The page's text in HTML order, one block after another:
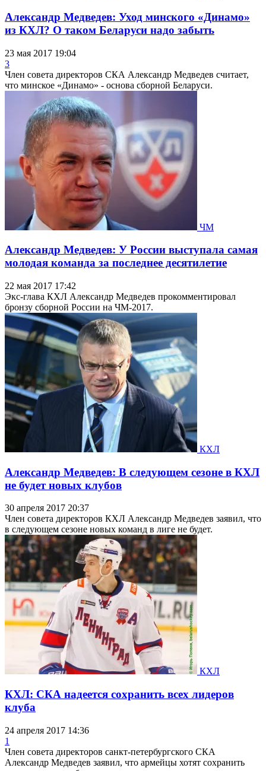
Александр Медведев: Уход минского «Динамо»
из КХЛ? О таком Беларуси надо забыть
23 мая 2017 19:04
3
Член совета директоров СКА Александр Медведев считает,
что минское «Динамо» - основа сборной Беларуси.
ЧМ
Александр Медведев: У России выступала самая
молодая команда за последнее десятилетие
22 мая 2017 17:42
Экс-глава КХЛ Александр Медведев прокомментировал
бронзу сборной России на ЧМ-2017.
КХЛ
Александр Медведев: В следующем сезоне в КХЛ
не будет новых клубов
30 апреля 2017 20:37
Член совета директоров КХЛ Александр Медведев заявил, что
в следующем сезоне новых команд в лиге не будет.
КХЛ
КХЛ: СКА надеется сохранить всех лидеров
клуба
24 апреля 2017 14:36
1
Член совета директоров санкт-петербургского СКА
Александр Медведев заявил, что армейцы хотят сохранить